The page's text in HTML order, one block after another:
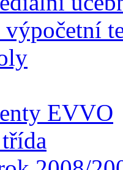
výpočetní
EVVO